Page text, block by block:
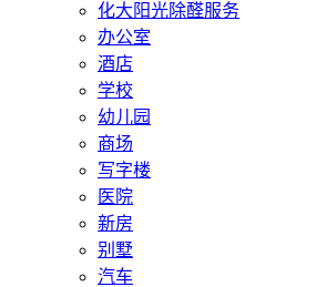
化大阳光除醛服务
办公室
酒店
学校
幼儿园
商场
写字楼
医院
新房
别墅
汽车